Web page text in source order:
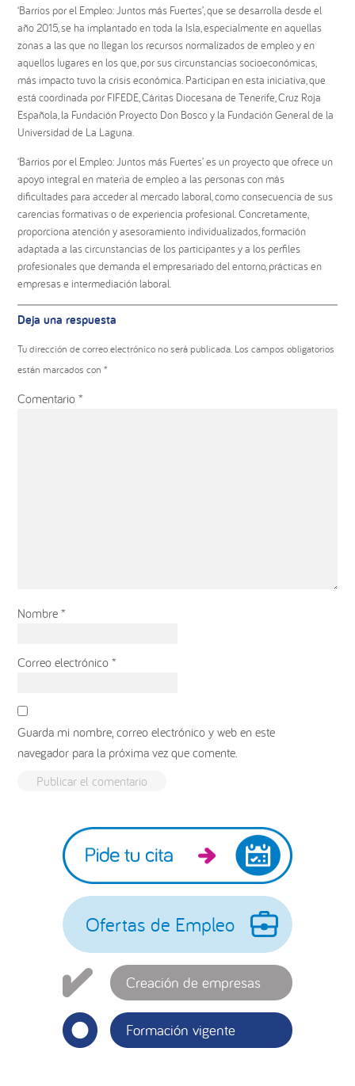
‘Barrios por el Empleo: Juntos más Fuertes’, que se desarrolla desde el
año 2015, se ha implantado en toda la Isla, especialmente en aquellas
zonas a las que no llegan los recursos normalizados de empleo y en
aquellos lugares en los que, por sus circunstancias socioeconómicas,
más impacto tuvo la crisis económica. Participan en esta iniciativa, que
está coordinada por FIFEDE, Cáritas Diocesana de Tenerife, Cruz Roja
Española, la Fundación Proyecto Don Bosco y la Fundación General de la
Universidad de La Laguna.
‘Barrios por el Empleo: Juntos más Fuertes’ es un proyecto que ofrece un
apoyo integral en materia de empleo a las personas con más
dificultades para acceder al mercado laboral, como consecuencia de sus
carencias formativas o de experiencia profesional. Concretamente,
proporciona atención y asesoramiento individualizados, formación
adaptada a las circunstancias de los participantes y a los perfiles
profesionales que demanda el empresariado del entorno, prácticas en
empresas e intermediación laboral.
Interacciones
con
los
lectores
Deja una respuesta
Tu dirección de correo electrónico no será publicada. Los campos obligatorios
están marcados con*
Comentario*
Nombre*
Correo electrónico*
Guarda mi nombre, correo electrónico y web en este
navegador para la próxima vez que comente.
Barra
lateral
principal
Ofertas de Empleo
Creación de empresas
Formación vigente